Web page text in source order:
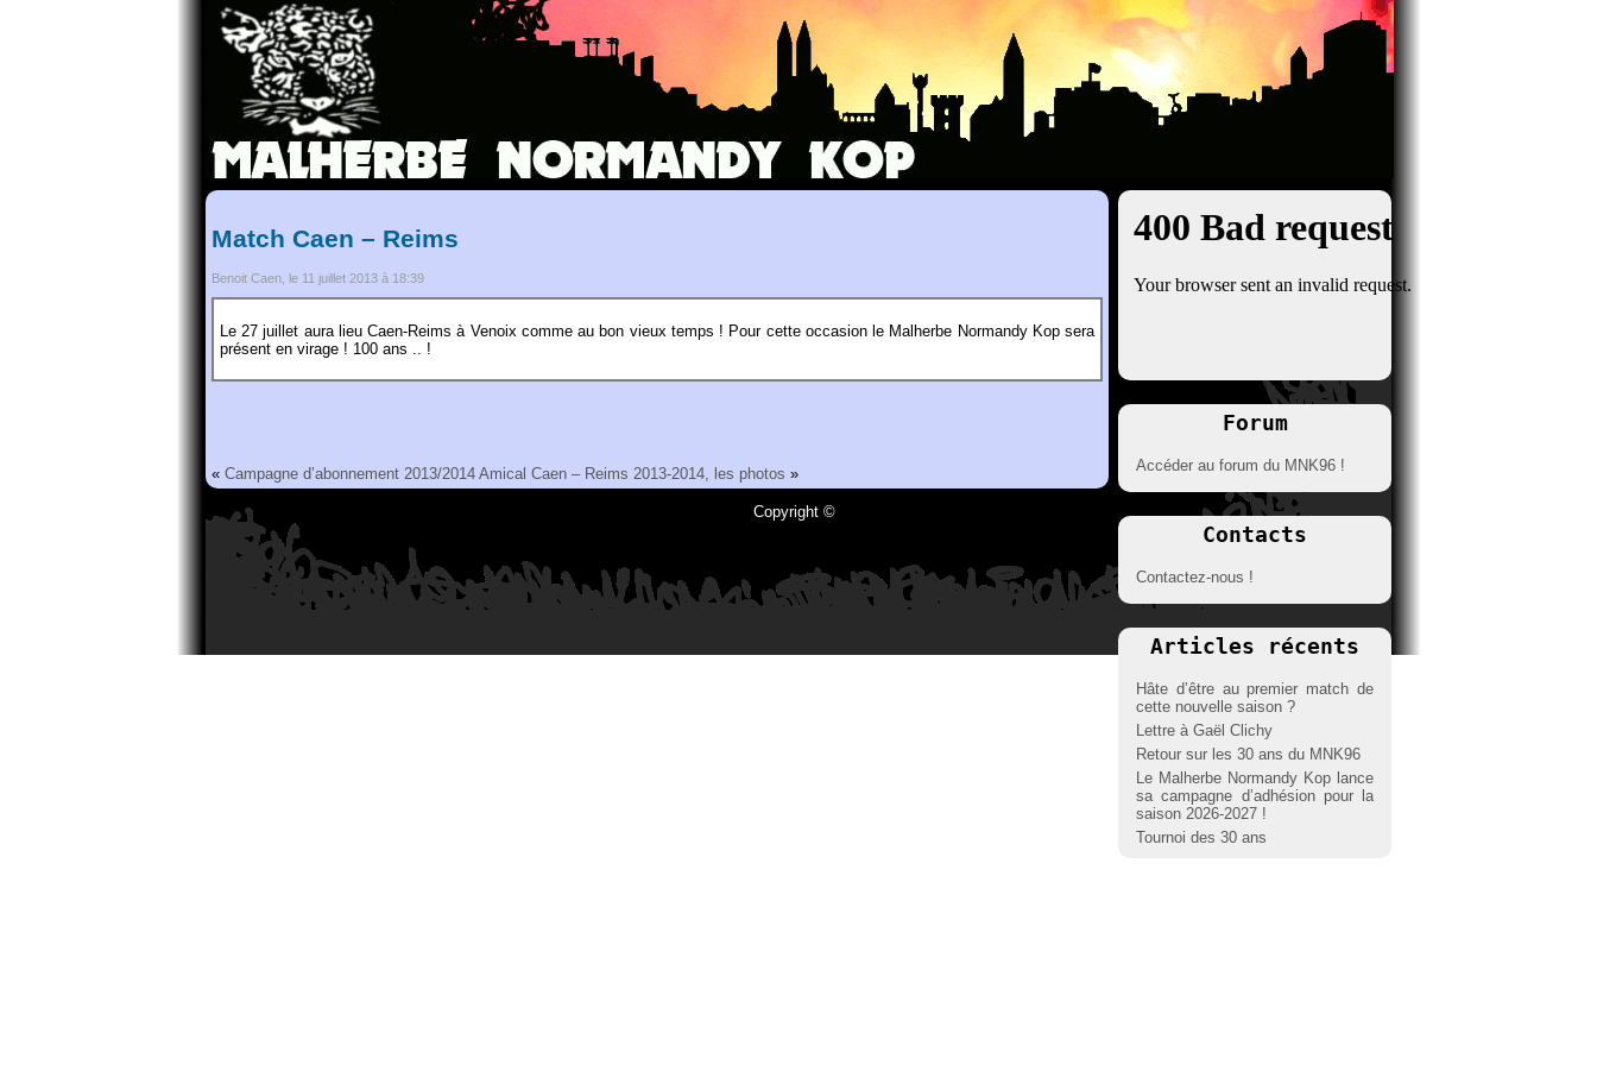
Match Caen – Reims
Benoit Caen, le 11 juillet 2013 à 18:39
Le 27 juillet aura lieu Caen-Reims à Venoix comme au bon vieux temps ! Pour cette occasion le Malherbe Normandy Kop sera
présent en virage ! 100 ans .. !
« Campagne d’abonnement 2013/2014 Amical Caen – Reims 2013-2014, les photos »
Forum
Accéder au forum du MNK96 !
Contacts
Contactez-nous !
Articles récents
Hâte d’être au premier match de
cette nouvelle saison ?
Lettre à Gaël Clichy
Retour sur les 30 ans du MNK96
Le Malherbe Normandy Kop lance
sa campagne d’adhésion pour la
saison 2026-2027 !
Tournoi des 30 ans
Copyright ©